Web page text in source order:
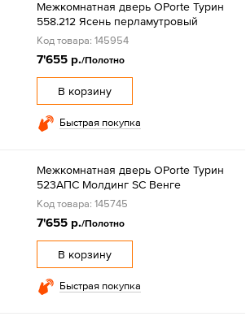
Межкомнатная дверь OPorte Турин
558.212 Ясень перламутровый
Код товара: 145954
7'655 р./Полотно
В корзину
Быстрая покупка
Межкомнатная дверь OPorte Турин
523АПС Молдинг SC Венге
Код товара: 145745
7'655 р./Полотно
В корзину
Быстрая покупка